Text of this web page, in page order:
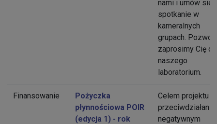
nami i umów się
spotkanie w
kameralnych
grupach.
zaprosimy Cię do
naszego
laboratorium.
Finansowanie
Pożyczka
płynnościowa POIR
(edycja 1) - rok
Celem projektu
przeciwdziałanie
negatywnym